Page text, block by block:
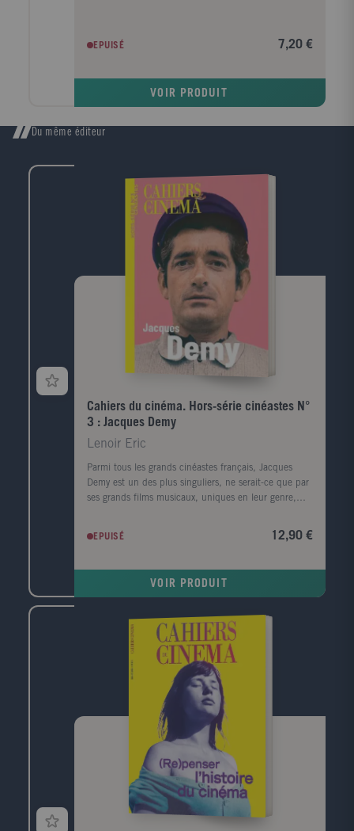
EPUISÉ 7,20 €
VOIR PRODUIT
Du même éditeur
Cahiers du cinéma. Hors-série cinéastes N°
3 : Jacques Demy
Lenoir Eric
Parmi tous les grands cinéastes français, Jacques
Demy est un des plus singuliers, ne serait-ce que par
ses grands films musicaux, uniques en leur genre,
d'âne). À la tête d'une filmographie relativement
connu la gloire, notamment avec la Palme d'or
tragédie musicale entièrement chantée, synonyme de
reconnaissance internationale, aux USA notamment
où le cinéaste tournera, un peu plus tard, Model
Shop, mais également une trajectoire accidentée,
ponctuée par plusieurs projets non réalisés. Conçu
sur le même modèle que ses deux prédécesseurs,
dédiés à François Truffaut et David Lynch, ce hors-
série Jacques Demy reprendra une sélection de textes
critiques, rédigés par Jean-Luc Godard, Paul
Vecchiali, François Weyergans, Jean Douchet et bien
d'autres et d'entretiens publiés dans la revue, au fil
de l'histoire des Cahiers, en particulier deux grands
entretiens donnés par Jacques Demy en 1964 (au
moment des Parapluies de Cherbourg et en 1982 (à
EPUISÉ 12,90 €
VOIR PRODUIT